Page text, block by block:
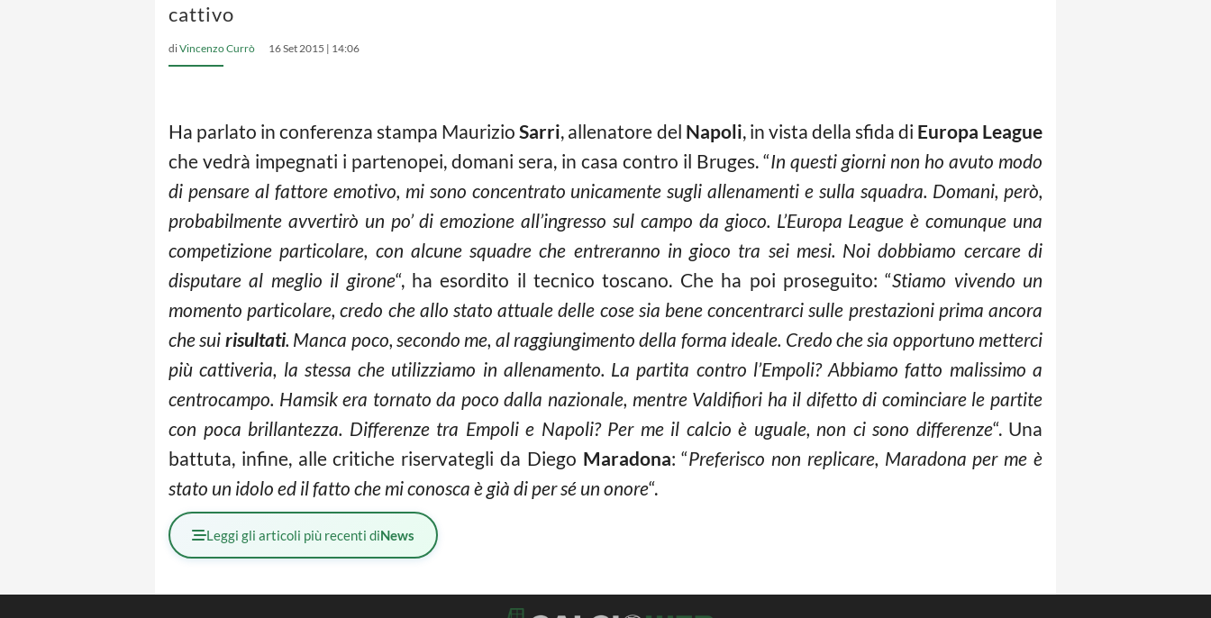
cattivo
diVincenzo Currò 16 Set 2015 | 14:06
Ha parlato in conferenza stampa MaurizioSarri, allenatore del Napoli, in vista della sfida di Europa League
che vedrà impegnati i partenopei, domani sera, in casa contro il Bruges. “In questi giorni non ho avuto modo
di pensare al fattore emotivo, mi sono concentrato unicamente sugli allenamenti e sulla squadra. Domani, però,
probabilmente avvertirò un po’ di emozione all’ingresso sul campo da gioco. L’Europa League è comunque una
competizione particolare, con alcune squadre che entreranno in gioco tra sei mesi. Noi dobbiamo cercare di
disputare al meglio il girone“, ha esordito il tecnico toscano. Che ha poi proseguito: “Stiamo vivendo un
momento particolare, credo che allo stato attuale delle cose sia bene concentrarci sulle prestazioni prima ancora
che sui risultati. Manca poco, secondo me, al raggiungimento della forma ideale. Credo che sia opportuno metterci
più cattiveria, la stessa che utilizziamo in allenamento. La partita contro l’Empoli? Abbiamo fatto malissimo a
centrocampo. Hamsik era tornato da poco dalla nazionale, mentre Valdifiori ha il difetto di cominciare le partite
con poca brillantezza. Differenze tra Empoli e Napoli? Per me il calcio è uguale, non ci sono differenze“. Una
battuta, infine, alle critiche riservategli da Diego Maradona: “Preferisco non replicare, Maradona per me è
stato un idolo ed il fatto che mi conosca è già di per sé un onore“.
Leggi gli articoli più recenti diNews